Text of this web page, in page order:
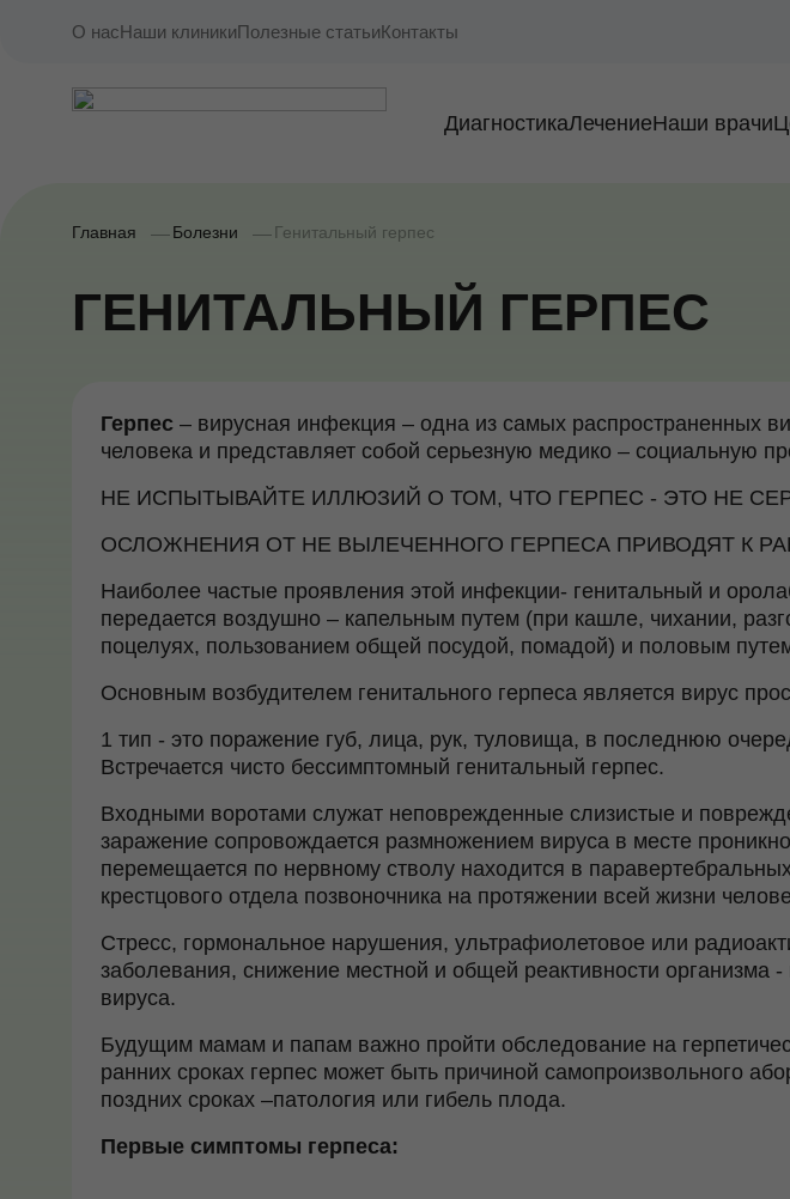
О насНаши клиникиПолезные статьиКонтакты
ДиагностикаЛечениеНаши врачи
Главная Болезни Генитальный герпес
ГЕНИТАЛЬНЫЙ ГЕРПЕС
Герпес – вирусная инфекция – одна из самых распространенных
человека и представляет собой серьезную медико – социальную
НЕ ИСПЫТЫВАЙТЕ ИЛЛЮЗИЙ О ТОМ, ЧТО ГЕРПЕС - ЭТО НЕ
ОСЛОЖНЕНИЯ ОТ НЕ ВЫЛЕЧЕННОГО ГЕРПЕСА ПРИВОДЯТ К
Наиболее частые проявления этой инфекции- генитальный и
передается воздушно – капельным путем (при кашле, чихании,
поцелуях, пользованием общей посудой, помадой) и половым
Основным возбудителем генитального герпеса является вирус
1 тип - это поражение губ, лица, рук, туловища, в последнюю
Встречается чисто бессимптомный генитальный герпес.
Входными воротами служат неповрежденные слизистые и
заражение сопровождается размножением вируса в месте
перемещается по нервному стволу находится в
крестцового отдела позвоночника на протяжении всей жизни
Стресс, гормональное нарушения, ультрафиолетовое или
заболевания, снижение местной и общей реактивности организма
вируса.
Будущим мамам и папам важно пройти обследование на
ранних сроках герпес может быть причиной самопроизвольного
поздних сроках –патология или гибель плода.
Первые симптомы герпеса: